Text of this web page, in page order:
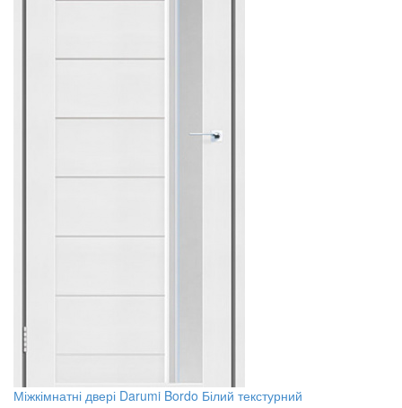
Міжкімнатні двері Darumi Bordo Білий текстурний